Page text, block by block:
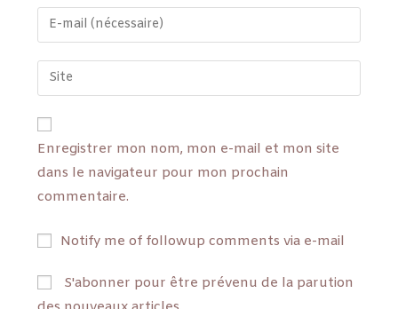
Enregistrer mon nom, mon e-mail et mon site
dans le navigateur pour mon prochain
commentaire.
Notify me of followup comments via e-mail
S'abonner pour être prévenu de la parution